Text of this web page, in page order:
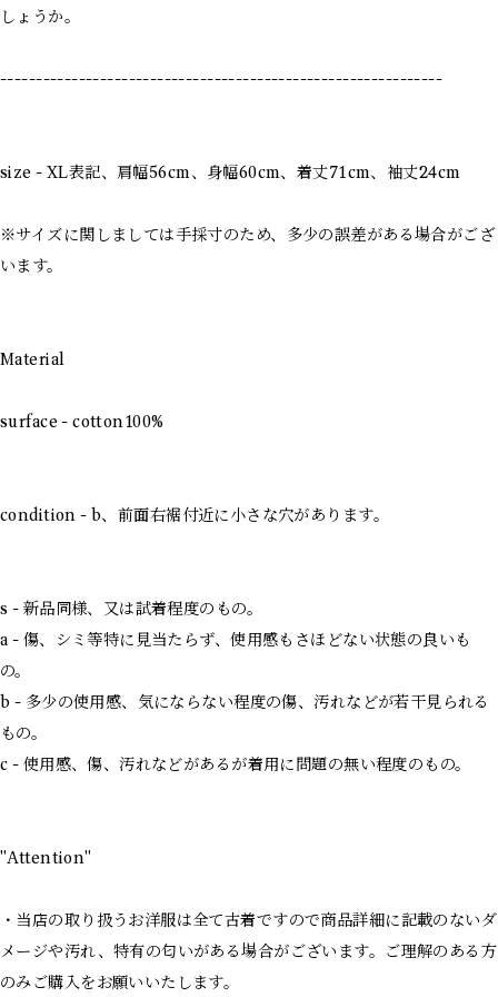
しょうか。
--------------------------------------------------------------
size - XL表記、肩幅56cm、身幅60cm、着丈71cm、袖丈24cm
※サイズに関しましては手採寸のため、多少の誤差がある場合がござ
います。
Material
surface - cotton100%
condition - b、前面右裾付近に小さな穴があります。
s - 新品同様、又は試着程度のもの。
a - 傷、シミ等特に見当たらず、使用感もさほどない状態の良いも
の。
b - 多少の使用感、気にならない程度の傷、汚れなどが若干見られる
もの。
c - 使用感、傷、汚れなどがあるが着用に問題の無い程度のもの。
"Attention"
・当店の取り扱うお洋服は全て古着ですので商品詳細に記載のないダ
メージや汚れ、特有の匂いがある場合がございます。ご理解のある方
のみご購入をお願いいたします。